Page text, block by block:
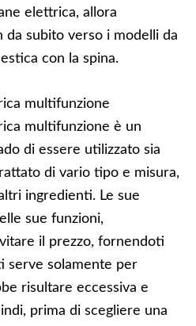
elettrica, allora
da subito verso i modelli da
con la spina.
multifunzione
multifunzione è un
di essere utilizzato sia
di vario tipo e misura,
ingredienti. Le sue
sue funzioni,
il prezzo, fornendoti
serve solamente per
risultare eccessiva e
prima di scegliere una